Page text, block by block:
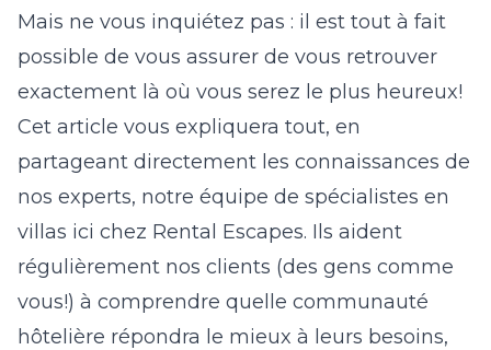
Mais ne vous inquiétez pas : il est tout à fait
possible de vous assurer de vous retrouver
exactement là où vous serez le plus heureux!
Cet article vous expliquera tout, en
partageant directement les connaissances de
nos experts, notre équipe de spécialistes en
villas ici chez Rental Escapes. Ils aident
régulièrement nos clients (des gens comme
vous!) à comprendre quelle communauté
hôtelière répondra le mieux à leurs besoins,